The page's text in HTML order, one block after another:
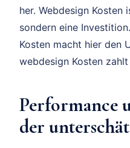
her. Webdesign Kosten
sondern eine
Kosten macht hier den
webdesign Kosten
Performance
der